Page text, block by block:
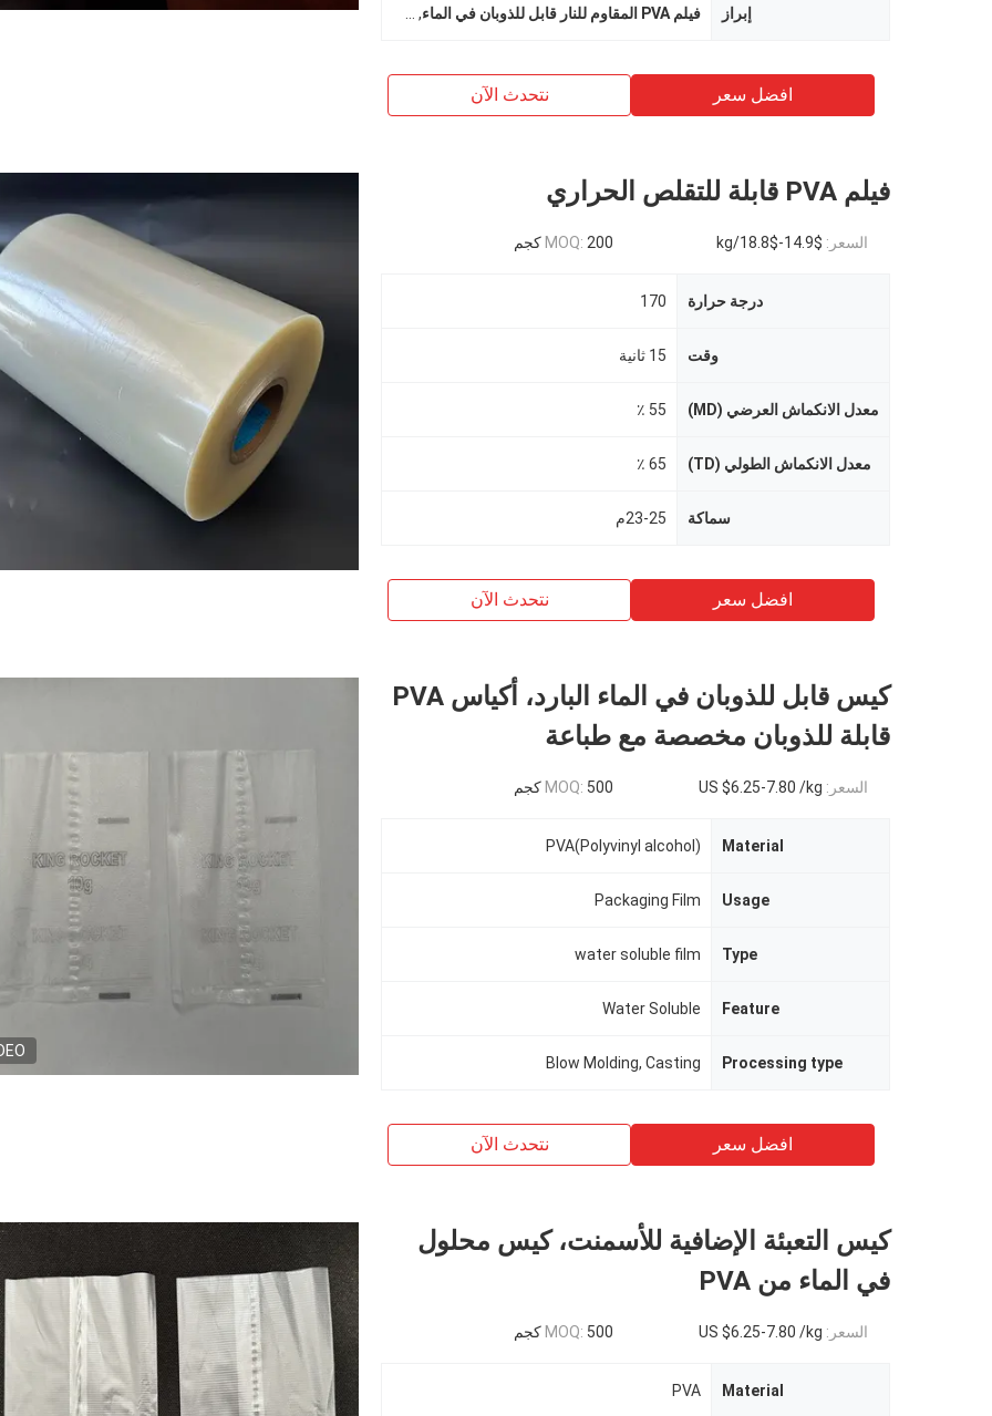
إبراز فيلم PVA المقاوم للنار قابل للذوبان في الماء ,
,فيلم PVA القابل للذوبان في الماء
افضل سعر نتحدث الآن
فيلم PVA قابلة للتقلص الحراري
السعر: $14.9-$18.8/kg
MOQ: 200 كجم
درجة حرارة 170
وقت 15 ثانية
معدل الانكماش العرضي (MD) 55 ٪
معدل الانكماش الطولي (TD) 65 ٪
سماكة 23-25م
افضل سعر نتحدث الآن
كيس قابل للذوبان في الماء البارد، أكياس PVA
قابلة للذوبان مخصصة مع طباعة
السعر: US $6.25-7.80 /kg
MOQ: 500 كجم
Material
PVA(Polyvinyl alcohol)
Usage
Packaging Film
Type
water soluble film
Feature
Water Soluble
Processing type
Blow Molding, Casting
افضل سعر نتحدث الآن
كيس التعبئة الإضافية للأسمنت، كيس محلول
في الماء من PVA
السعر: US $6.25-7.80 /kg
MOQ: 500 كجم
Material
PVA